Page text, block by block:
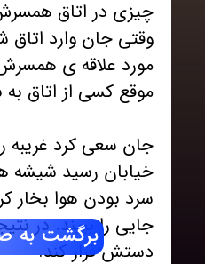
چیزی در اتاق
وقتی جان وارد
مورد علاقه ی
جان سعی کرد غریبه
خیابان رسید شیشه
سرد بودن هوا بخار
جایی را ببیند. در
برگشت به